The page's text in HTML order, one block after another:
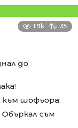
1.9k 35
до
към шофьора:
съм